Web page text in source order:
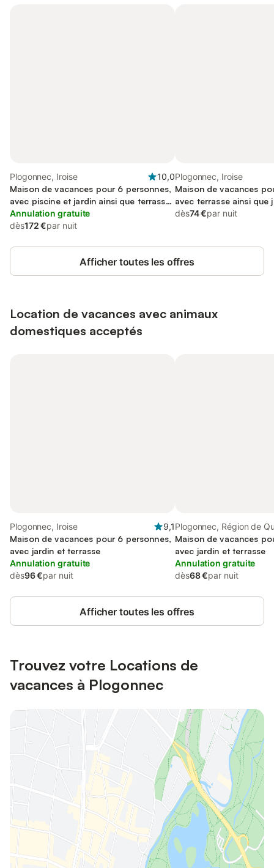
Plogonnec, Iroise
10,0
Maison de vacances pour 6 personnes,
avec piscine et jardin ainsi que terrasse
et jacuzzi
Annulation gratuite
dès172 €par nuit
Plogonnec, Iroise
Maison de vacances
avec terrasse ainsi que
dès74 €par nuit
Afficher toutes les offres
Location de vacances avec animaux
domestiques acceptés
Plogonnec, Iroise
9,1
Maison de vacances pour 6 personnes,
avec jardin et terrasse
Annulation gratuite
dès96 €par nuit
Plogonnec, Région de
Maison de vacances
avec jardin et terrasse
Annulation gratuite
dès68 €par nuit
Afficher toutes les offres
Trouvez votre Locations de
vacances à Plogonnec